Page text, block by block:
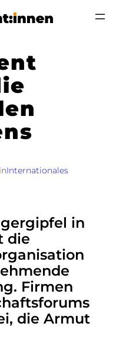
inInternationales
in
die
Firmen
die Armut